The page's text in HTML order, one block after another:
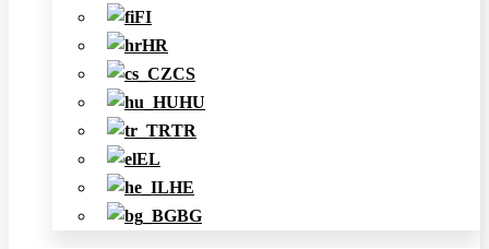
FI
HR
CS
HU
TR
EL
HE
BG